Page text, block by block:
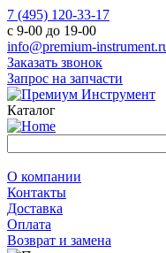
7 (495) 120-33-17
с 9-00 до 19-00
info@premium-
Заказать звонок
Запрос на запчасти
Каталог
О компании
Контакты
Доставка
Оплата
Возврат и замена